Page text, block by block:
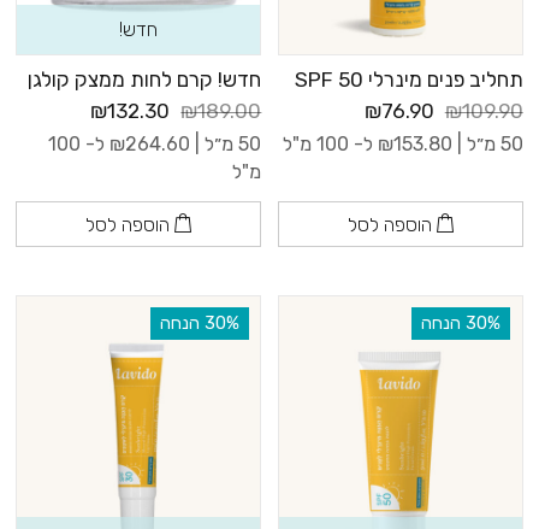
תחליב פנים מינרלי SPF 50
₪109.90
₪76.90
50 מ״ל | ₪153.80 ל- 100 מ"ל
הוספה לסל
חדש!
חדש! קרם לחות ממצק קולגן
₪189.00
₪132.30
50 מ״ל | ₪264.60
ל- 100
מ"ל
הוספה לסל
‫30% הנחה ‫30% הנחה